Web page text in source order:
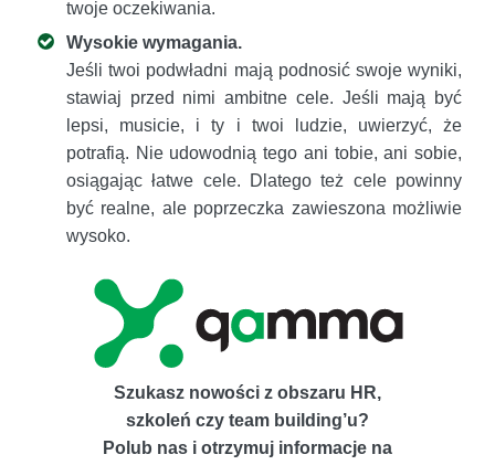
twoje oczekiwania.
Wysokie wymagania.
Jeśli twoi podwładni mają podnosić swoje wyniki,
stawiaj przed nimi ambitne cele. Jeśli mają być
lepsi, musicie, i ty i twoi ludzie, uwierzyć, że
potrafią. Nie udowodnią tego ani tobie, ani sobie,
osiągając łatwe cele. Dlatego też cele powinny
być realne, ale poprzeczka zawieszona możliwie
wysoko.
Szukasz nowości z obszaru HR,
szkoleń czy team building’u?
Polub nas i otrzymuj informacje na